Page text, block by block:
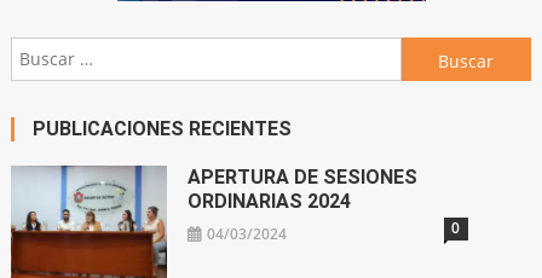
Buscar:
PUBLICACIONES RECIENTES
APERTURA DE SESIONES
ORDINARIAS 2024
04/03/2024 0